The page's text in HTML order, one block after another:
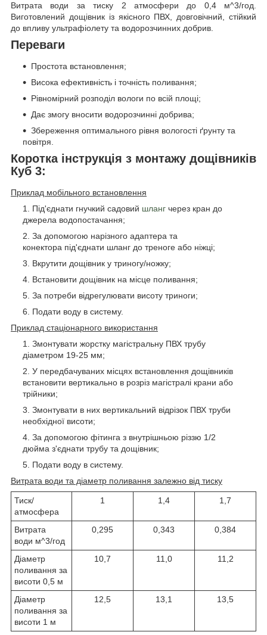
Витрата води за тиску 2 атмосфери до 0,4 м^3/год.
Виготовлений дощівник із якісного ПВХ, довговічний, стійкий
до впливу ультрафіолету та водорозчинних добрив.
Переваги
Простота встановлення;
Висока ефективність і точність поливання;
Рівномірний розподіл вологи по всій площі;
Дає змогу вносити водорозчинні добрива;
Збереження оптимального рівня вологості ґрунту та
повітря.
Коротка інструкція з монтажу дощівників
Куб 3:
Приклад мобільного встановлення
Під'єднати гнучкий садовий шланг через кран до
джерела водопостачання;
За допомогою нарізного адаптера та
конектора під'єднати шланг до треноге або ніжці;
Вкрутити дощівник у триногу/ножку;
Встановити дощівник на місце поливання;
За потреби відрегулювати висоту триноги;
Подати воду в систему.
Приклад стаціонарного використання
Змонтувати жорстку магістральну ПВХ трубу
діаметром 19-25 мм;
У передбачуваних місцях встановлення дощівників
встановити вертикально в розріз магістралі крани або
трійники;
Змонтувати в них вертикальний відрізок ПВХ труби
необхідної висоти;
За допомогою фітинга з внутрішньою різзю 1/2
дюйма з'єднати трубу та дощівник;
Подати воду в систему.
Витрата води та діаметр поливання залежно від тиску
Тиск/
атмосфера
1 1,4 1,7
Витрата
води м^3/год
0,295 0,343 0,384
Діаметр
поливання за
висоти 0,5 м
10,7 11,0 11,2
Діаметр
поливання за
висоти 1 м
12,5 13,1 13,5